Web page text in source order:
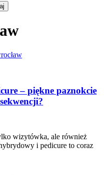
– piękne paznokcie
wizytówka, ale również
i pedicure to coraz